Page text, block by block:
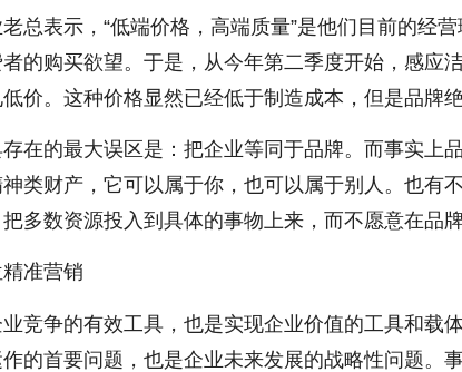
总表示，“低端价格，高端质量”是他们目前的经
的购买欲望。于是，从今年第二季度开始，感应
价。这种价格显然已经低于制造成本，但是品牌
在的最大误区是：把企业等同于品牌。而事实上
类财产，它可以属于你，也可以属于别人。也有
多数资源投入到具体的事物上来，而不愿意在品
准营销
竞争的有效工具，也是实现企业价值的工具和载
的首要问题，也是企业未来发展的战略性问题。